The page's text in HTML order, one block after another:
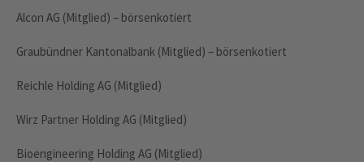
Alcon AG (Mitglied) – börsenkotiert
Graubündner Kantonalbank (Mitglied) – börsenkotiert
Reichle Holding AG (Mitglied)
Wirz Partner Holding AG (Mitglied)
Bioengineering Holding AG (Mitglied)